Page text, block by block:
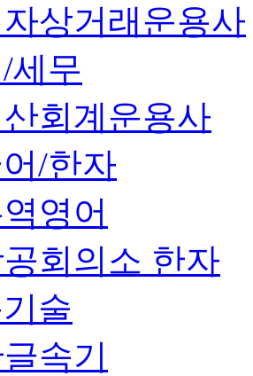
상거래운용사
세무
회계운용사
/한자
영어
회의소 한자
술
속기